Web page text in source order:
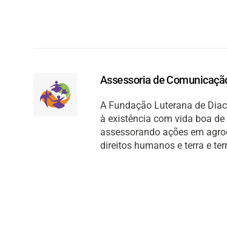
Assessoria de
A Fundação Luterana de
à existência com vida boa
assessorando ações em
direitos humanos e terra e